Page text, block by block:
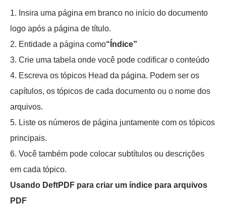
1. Insira uma página em branco no início do documento
logo após a página de título.
2. Entidade a página como“Índice”
3. Crie uma tabela onde você pode codificar o conteúdo
4. Escreva os tópicos Head da página. Podem ser os
capítulos, os tópicos de cada documento ou o nome dos
arquivos.
5. Liste os números de página juntamente com os tópicos
principais.
6. Você também pode colocar subtítulos ou descrições
em cada tópico.
Usando DeftPDF para criar um índice para arquivos
PDF